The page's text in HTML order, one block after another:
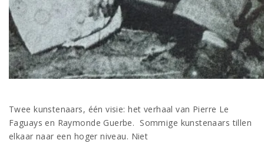
Twee kunstenaars, één visie: het verhaal van Pierre Le
Faguays en Raymonde Guerbe. Sommige kunstenaars tillen
elkaar naar een hoger niveau. Niet